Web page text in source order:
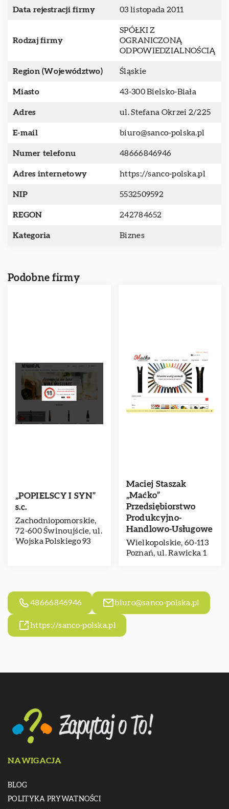
Data rejestracji firmy 03 listopada 2011
Rodzaj firmy
SPÓŁKI Z
OGRANICZONĄ
ODPOWIEDZIALNOŚCIĄ
Region (Województwo) Śląskie
Miasto 43-300 Bielsko-Biała
Adres ul. Stefana Okrzei 2/225
E-mail biuro@sanco-polska.pl
Numer telefonu 48666846946
Adres internetowy https://sanco-polska.pl
NIP 5532509592
REGON 242784652
Kategoria Biznes
Podobne firmy
„POPIELSCY I SYN”
s.c.
Zachodniopomorskie,
72-600 Świnoujście, ul.
Wojska Polskiego 93
Maciej Staszak
„Maćko”
Przedsiębiorstwo
Produkcyjno-
Handlowo-Usługowe
Wielkopolskie, 60-113
Poznań, ul. Rawicka 1
48666846946 biuro@sanco-polska.pl
https://sanco-polska.pl
NAWIGACJA
BLOG
POLITYKA PRYWATNOŚCI